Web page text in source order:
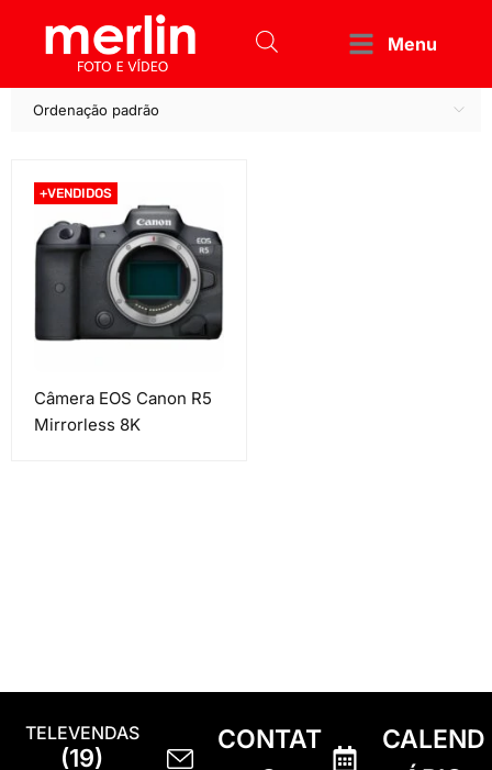
Menu
Ordenação padrão
+VENDIDOS
Câmera EOS Canon R5
Mirrorless 8K
TELEVENDAS
(19)
CONTAT
CALEND